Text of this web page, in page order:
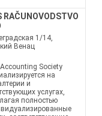
RAČUNOVODSTVO
1/14,
Венац
Accounting Society
на
и
услугах,
полностью